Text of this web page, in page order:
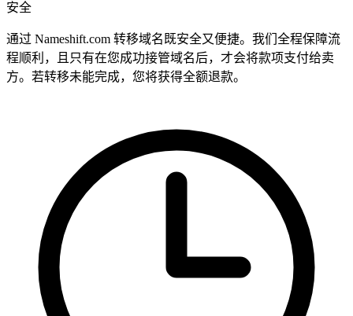
安全
通过 Nameshift.com 转移域名既安全又便捷。我们全程保障流
程顺利，且只有在您成功接管域名后，才会将款项支付给卖
方。若转移未能完成，您将获得全额退款。